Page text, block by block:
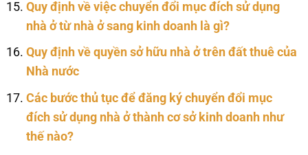
Quy định về việc chuyển đổi mục đích sử dụng
nhà ở từ nhà ở sang kinh doanh là gì?
Quy định về quyền sở hữu nhà ở trên đất thuê của
Nhà nước
Các bước thủ tục để đăng ký chuyển đổi mục
đích sử dụng nhà ở thành cơ sở kinh doanh như
thế nào?